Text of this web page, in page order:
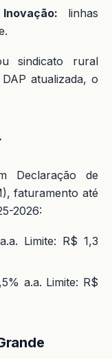
linhas
sindicato rural
atualizada, o
Declaração de
faturamento até
2026:
Limite: R$ 1,3
a.a. Limite: R$